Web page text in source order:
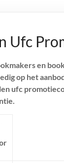
Ufc
en
op het
ufc